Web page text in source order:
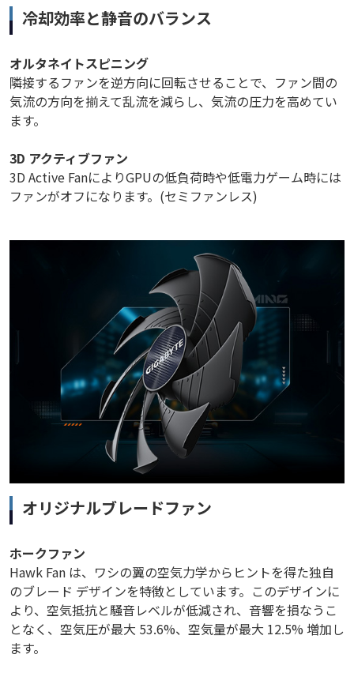
冷却効率と静音のバランス
オルタネイトスピニング
隣接するファンを逆方向に回転させることで、ファン間の
気流の方向を揃えて乱流を減らし、気流の圧力を高めてい
ます。
3D アクティブファン
3D Active FanによりGPUの低負荷時や低電力ゲーム時には
ファンがオフになります。(セミファンレス)
オリジナルブレードファン
ホークファン
Hawk Fan は、ワシの翼の空気力学からヒントを得た独自
のブレード デザインを特徴としています。このデザインに
より、空気抵抗と騒音レベルが低減され、音響を損なうこ
となく、空気圧が最大 53.6%、空気量が最大 12.5% 増加し
ます。